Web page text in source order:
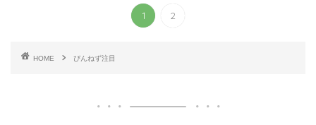
1 2
HOME ぴんねず注目